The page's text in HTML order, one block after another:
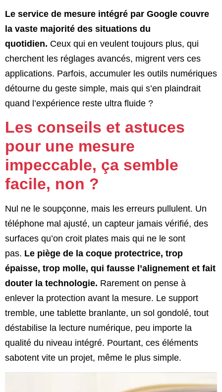
Le service de mesure intégré par Google couvre
la vaste majorité des situations du
quotidien. Ceux qui en veulent toujours plus, qui
cherchent les réglages avancés, migrent vers ces
applications. Parfois, accumuler les outils numériques
détourne du geste simple, mais qui s’en plaindrait
quand l’expérience reste ultra fluide ?
Les conseils et astuces
pour une mesure
impeccable, ça semble
facile, non ?
Nul ne le soupçonne, mais les erreurs pullulent. Un
téléphone mal ajusté, un capteur jamais vérifié, des
surfaces qu’on croit plates mais qui ne le sont
pas. Le piège de la coque protectrice, trop
épaisse, trop molle, qui fausse l’alignement et fait
douter la technologie. Rarement on pense à
enlever la protection avant la mesure. Le support
tremble, une tablette branlante, un sol gondolé, tout
déstabilise la lecture numérique, peu importe la
qualité du niveau intégré. Pourtant, ces éléments
sabotent vite un projet, même le plus simple.